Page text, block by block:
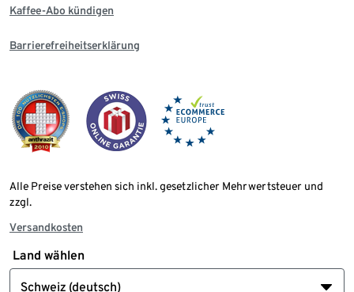
Kaffee-Abo kündigen
Barrierefreiheitserklärung
Alle Preise verstehen sich inkl. gesetzlicher Mehrwertsteuer und
zzgl.
Versandkosten
Land wählen
Schweiz (deutsch)